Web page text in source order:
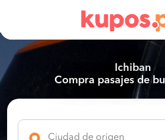
Ichiban
Compra pasajes de